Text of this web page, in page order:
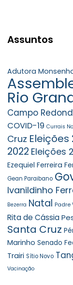
Assuntos
Adutora
Rio
Campo
COVID-19 Currais
Cruz Eleições
2022 Eleições
Ezequiel Ferreira
Gean Paraibano
Ivanildinho
Bezerra Natal Padre
Rita de Cássia
Santa Cruz
Marinho Senado
Trairi Sítio Novo
Vacinação